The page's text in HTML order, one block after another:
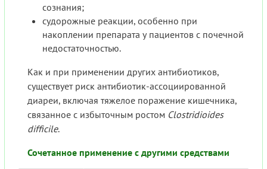
сознания;
судорожные реакции, особенно при
накоплении препарата у пациентов с почечной
недостаточностью.
Как и при применении других антибиотиков,
существует риск антибиотик-ассоциированной
диареи, включая тяжелое поражение кишечника,
связанное с избыточным ростом Clostridioides
difficile.
Сочетанное применение с другими средствами